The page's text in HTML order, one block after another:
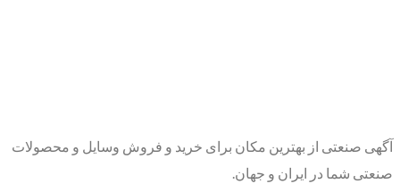
آگهی صنعتی از بهترین مکان برای خرید و فروش وسایل و محصولات
صنعتی شما در ایران و جهان.